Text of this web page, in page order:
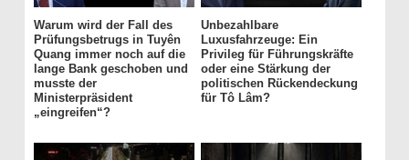
Warum wird der Fall des
Prüfungsbetrugs in Tuyên
Quang immer noch auf die
lange Bank geschoben und
musste der
Ministerpräsident
„eingreifen“?
Unbezahlbare
Luxusfahrzeuge: Ein
Privileg für Führungskräfte
oder eine Stärkung der
politischen Rückendeckung
für Tô Lâm?